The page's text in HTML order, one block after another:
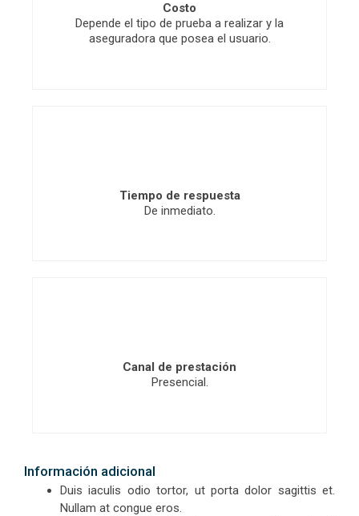
Costo
Depende el tipo de prueba a realizar y la
aseguradora que posea el usuario.
Tiempo de respuesta
De inmediato.
Canal de prestación
Presencial.
Información adicional
Duis iaculis odio tortor, ut porta dolor sagittis et.
Nullam at congue eros.